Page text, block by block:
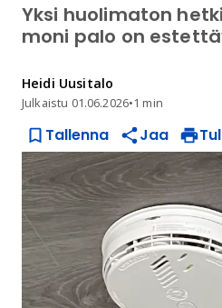
Yksi huolimaton
moni palo on
Heidi Uusitalo
Julkaistu 01.06.2026•1 min
Tallenna Jaa